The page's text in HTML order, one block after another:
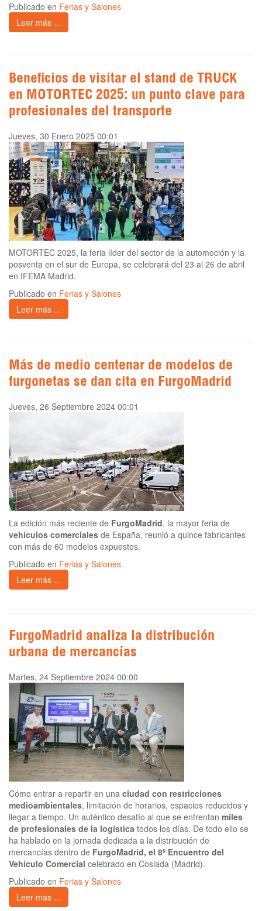
Publicado en Ferias y Salones
Leer más ...
Beneficios de visitar el stand de TRUCK
en MOTORTEC 2025: un punto clave para
profesionales del transporte
Jueves, 30 Enero 2025 00:01
MOTORTEC 2025, la feria líder del sector de la automoción y la
posventa en el sur de Europa, se celebrará del 23 al 26 de abril
en IFEMA Madrid.
Publicado en Ferias y Salones
Leer más ...
Más de medio centenar de modelos de
furgonetas se dan cita en FurgoMadrid
Jueves, 26 Septiembre 2024 00:01
La edición más reciente de FurgoMadrid, la mayor feria de
vehículos comerciales de España, reunió a quince fabricantes
con más de 60 modelos expuestos.
Publicado en Ferias y Salones
Leer más ...
FurgoMadrid analiza la distribución
urbana de mercancías
Martes, 24 Septiembre 2024 00:00
Cómo entrar a repartir en una ciudad con restricciones
medioambientales, limitación de horarios, espacios reducidos y
llegar a tiempo. Un auténtico desafío al que se enfrentan miles
de profesionales de la logística todos los días. De todo ello se
ha hablado en la jornada dedicada a la distribución de
mercancías dentro de FurgoMadrid, el 8º Encuentro del
Vehículo Comercial celebrado en Coslada (Madrid).
Publicado en Ferias y Salones
Leer más ...